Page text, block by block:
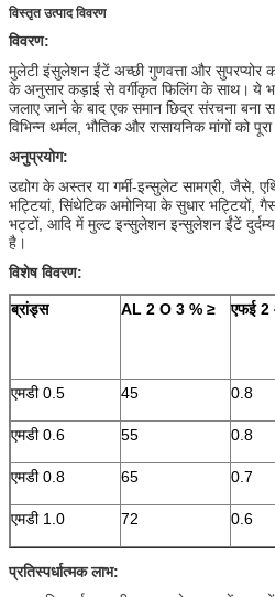
विस्तृत उत्पाद विवरण
विवरण:
मुलेटी इंसुलेशन ईंटें अच्छी गुणवत्ता और सुपरप्योर
के अनुसार कड़ाई से वर्गीकृत फिलिंग के साथ। ये
जलाए जाने के बाद एक समान छिद्र संरचना बना
विभिन्न थर्मल, भौतिक और रासायनिक मांगों को
अनुप्रयोग:
उद्योग के अस्तर या गर्मी-इन्सुलेट सामग्री, जैसे,
भट्टियां, सिंथेटिक अमोनिया के सुधार भट्टियों,
भट्टों, आदि में मुल्ट इन्सुलेशन इन्सुलेशन ईंटें दुर्दम्य
है।
विशेष विवरण:
ब्रांड्स AL 2 O 3 % ≥ एफई 2
एमडी 0.5 45 0.8
एमडी 0.6 55 0.8
एमडी 0.8 65 0.7
एमडी 1.0 72 0.6
प्रतिस्पर्धात्मक लाभ: